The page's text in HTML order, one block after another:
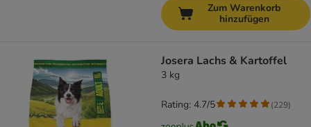
Zum Warenkorb
hinzufügen
Josera Lachs & Kartoffel
3 kg
Rating: 4.7/5 (229)